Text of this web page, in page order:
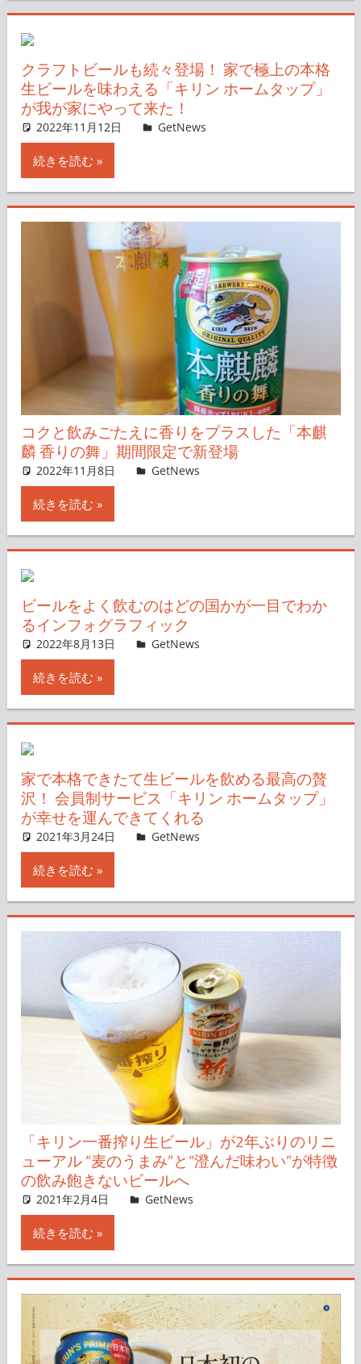
クラフトビールも続々登場！ 家で極上の本格
生ビールを味わえる「キリン ホームタップ」
が我が家にやって来た！
2022年11月12日 GetNews
続きを読む
コクと飲みごたえに香りをプラスした「本麒
麟 香りの舞」期間限定で新登場
2022年11月8日 よしだたつき
GetNews
続きを読む
ビールをよく飲むのはどの国かが一目でわか
るインフォグラフィック
2022年8月13日 GetNews
続きを読む
家で本格できたて生ビールを飲める最高の贅
沢！ 会員制サービス「キリン ホームタップ」
が幸せを運んできてくれる
2021年3月24日 GetNews
続きを読む
「キリン一番搾り生ビール」が2年ぶりのリニ
ューアル “麦のうまみ”と“澄んだ味わい”が特徴
の飲み飽きないビールへ
2021年2月4日 よしだたつき
GetNews
続きを読む